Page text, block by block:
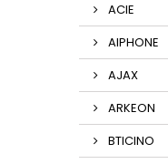
ACIE
AIPHONE
AJAX
ARKEON
BTICINO